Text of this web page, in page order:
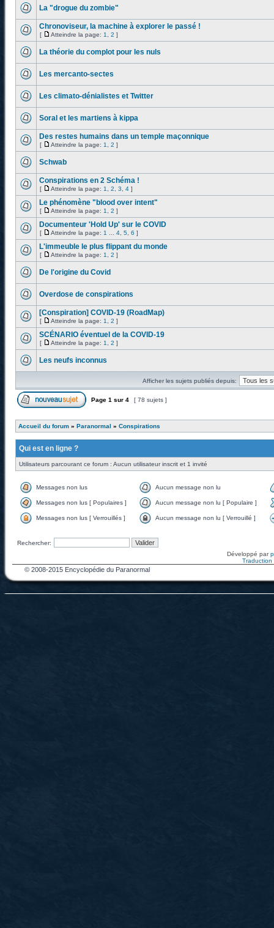
La "drogue du zombie"
Chronoviseur, la machine à explorer le passé !
[ Atteindre la page: 1 2 ]
La théorie du complot pour les nuls
Les mercanto-sectes
Les climato-dénialistes et Twitter
Soral et les martiens à kippa
Des restes humains dans un temple maçonnique
[ Atteindre la page: 1 2 ]
Schwab
Conspirations en 2 Schéma !
[ Atteindre la page: 1 2 3 4 ]
Le phénomène "blood over intent"
[ Atteindre la page: 1 2 ]
Documenteur 'Hold Up' sur le COVID
[ Atteindre la page: 1 4 5 6 ]
L'immeuble le plus flippant du monde
[ Atteindre la page: 1 2 ]
De l'origine du Covid
Overdose de conspirations
[Conspiration] COVID-19 (RoadMap)
[ Atteindre la page: 1 2 ]
SCÉNARIO éventuel de la COVID-19
[ Atteindre la page: 1 2 ]
Les neufs inconnus
Afficher les sujets publiés depuis:
Page 1 sur 4 [ 78 sujets ]
Accueil du forum » Paranormal » Conspirations
Qui est en ligne ?
Utilisateurs parcourant ce forum : Aucun utilisateur inscrit et 1 invité
Messages non lus Aucun message non lu
Messages non lus [ Populaires ] Aucun message non lu [ Populaire ]
Messages non lus [ Verrouillés ] Aucun message non lu [ Verrouillé ]
Rechercher:
Développé par
Traduction
© 2008-2015 Encyclopédie du Paranormal